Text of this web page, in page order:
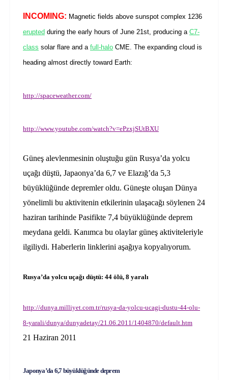
INCOMING: Magnetic fields above sunspot complex 1236
erupted during the early hours of June 21st, producing a C7-
class solar flare and a full-halo CME. The expanding cloud is
heading almost directly toward Earth:
http://spaceweather.com/
http://www.youtube.com/watch?v=ePzxjSUtBXU
Güneş alevlenmesinin oluştuğu gün Rusya’da yolcu
uçağı düştü, Japaonya’da 6,7 ve Elazığ’da 5,3
büyüklüğünde depremler oldu. Güneşte oluşan Dünya
yönelimli bu aktivitenin etkilerinin ulaşacağı söylenen 24
haziran tarihinde Pasifikte 7,4 büyüklüğünde deprem
meydana geldi. Kanımca bu olaylar güneş aktiviteleriyle
ilgiliydi. Haberlerin linklerini aşağıya kopyalıyorum.
Rusya’da yolcu uçağı düştü: 44 ölü, 8 yaralı
http://dunya.milliyet.com.tr/rusya-da-yolcu-ucagi-dustu-44-olu-
8-yarali/dunya/dunyadetay/21.06.2011/1404870/default.htm
21 Haziran 2011
Japonya’da 6,7 büyüklüğünde deprem